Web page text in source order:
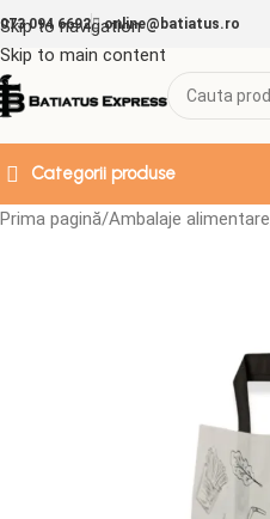
Skip to navigation
Skip to main content
094 6692 online@batiatus.ro
Categorii produse
Prima pagină Ambalaje alimentare